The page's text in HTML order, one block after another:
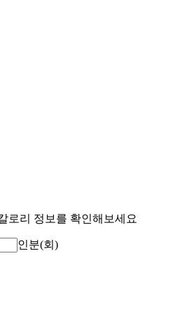
로리 정보를 확인해보세요
인분(회)